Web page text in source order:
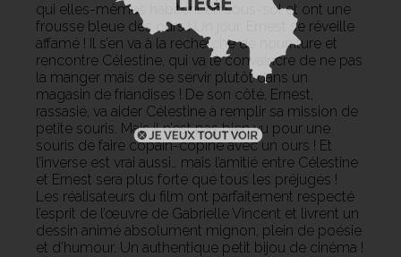
qui elles-mêmes habitent en sous-sol et ont une
frousse bleue des ours ! Un jour, Ernest se réveille
affamé ! Il s’en va à la recherche de nourriture et
rencontre Célestine, qui va le convaincre de ne pas
la manger mais de se servir plutôt dans un
magasin de friandises ! De son côté, Ernest,
rassasié, va aider Célestine à remplir sa mission de
petite souris. Mais il n’est pas bien vu pour une
souris de faire copain-copine avec un ours ! Et
l’inverse est vrai aussi… mais l’amitié entre Célestine
et Ernest sera plus forte que tous les préjugés !
Les réalisateurs du film ont parfaitement respecté
l’esprit de l’œuvre de Gabrielle Vincent et livrent un
dessin animé absolument mignon, plein de poésie
et d’humour. Un authentique petit bijou de cinéma !